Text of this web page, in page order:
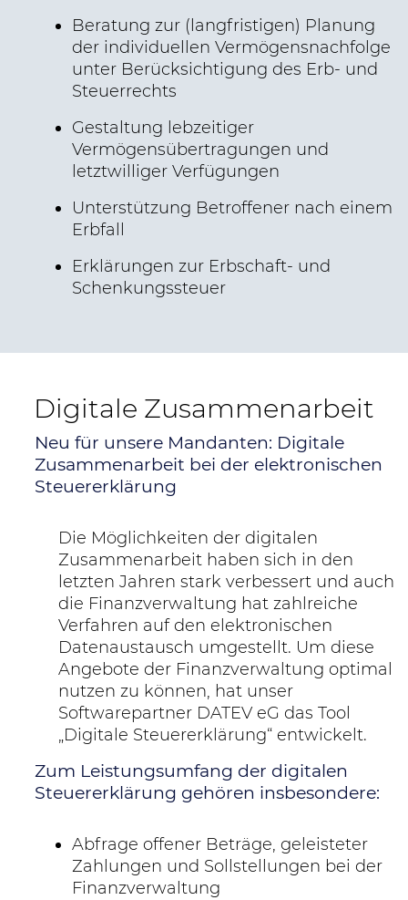
Beratung zur (langfristigen) Planung
der individuellen Vermögensnachfolge
unter Berücksichtigung des Erb- und
Steuerrechts
Gestaltung lebzeitiger
Vermögensübertragungen und
letztwilliger Verfügungen
Unterstützung Betroffener nach einem
Erbfall
Erklärungen zur Erbschaft- und
Schenkungssteuer
Digitale Zusammenarbeit
Neu für unsere Mandanten: Digitale
Zusammenarbeit bei der elektronischen
Steuererklärung
Die Möglichkeiten der digitalen
Zusammenarbeit haben sich in den
letzten Jahren stark verbessert und auch
die Finanzverwaltung hat zahlreiche
Verfahren auf den elektronischen
Datenaustausch umgestellt. Um diese
Angebote der Finanzverwaltung optimal
nutzen zu können, hat unser
Softwarepartner DATEV eG das Tool
„Digitale Steuererklärung“ entwickelt.
Zum Leistungsumfang der digitalen
Steuererklärung gehören insbesondere:
Abfrage offener Beträge, geleisteter
Zahlungen und Sollstellungen bei der
Finanzverwaltung